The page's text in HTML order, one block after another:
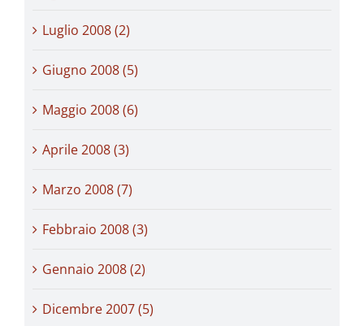
Luglio 2008 (2)
Giugno 2008 (5)
Maggio 2008 (6)
Aprile 2008 (3)
Marzo 2008 (7)
Febbraio 2008 (3)
Gennaio 2008 (2)
Dicembre 2007 (5)